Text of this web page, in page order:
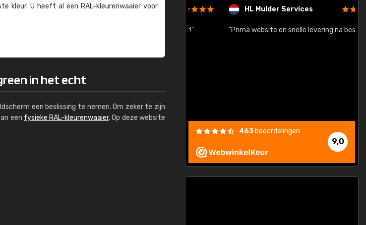
kleur. U heeft al een RAL-kleuren­waaier voor
in het echt
een beslissing te nemen. Om zeker te zijn
een fysieke RAL-kleurenwaaier. Op deze website
Kambier BV HL Mulder Services
"Prima website en snelle levering na bestelling"
9,0
463 beoordelingen